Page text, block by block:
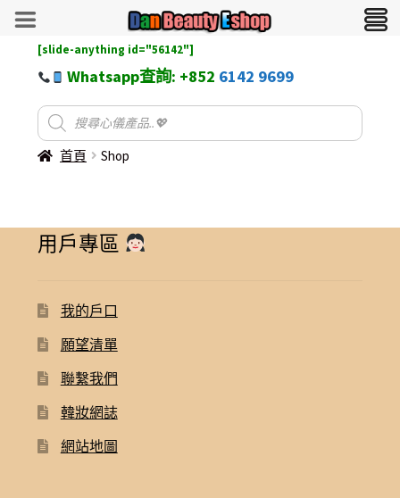
[slide-anything id="56142"]
Whatsapp查詢: +852 6142 9699
首頁 Shop
用戶專區
我的戶口
願望清單
聯繫我們
韓妝網誌
網站地圖